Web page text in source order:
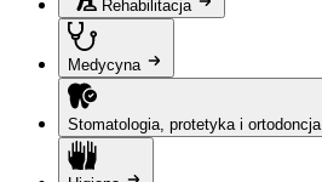
Rehabilitacja
Medycyna
Stomatologia, protetyka i ortodoncja